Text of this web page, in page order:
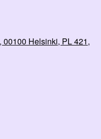
00100 Helsinki, PL 421,